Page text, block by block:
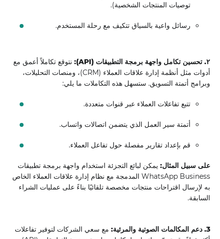
توصيات المنتجات الشخصية).
رسائل واعية بالسياق تتكيف مع رحلة المستخدم.
٢. تحسين تكامل واجهة برمجة التطبيقات (API):
نتوقع تكاملاً أعمق مع
أدوات مثل أنظمة إدارة علاقات العملاء (CRM)، ومنصات التحليلات،
وبرامج أتمتة التسويق. ستسهل هذه التكاملات ما يلي:
تتبع تفاعلات العملاء عبر قنوات متعددة.
أتمتة سير العمل الذي يتضمن اتصالات واتساب.
قم بإعداد تقارير مفصلة حول تفاعل العملاء.
على سبيل المثال: يمكن لبائع التجزئة استخدام واجهة برمجة تطبيقات
WhatsApp Business المدمجة مع نظام إدارة علاقات العملاء الخاص
به لإرسال اقتراحات منتجات مخصصة تلقائيًا بناءً على عمليات الشراء
السابقة.
3. دعم المكالمات الصوتية والمرئية:
مع سعي الشركات لتوفير تفاعلات